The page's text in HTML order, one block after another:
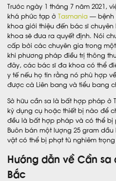
Trước ngày 1 tháng 7 năm 2021,
khá phức tạp ở Tasmania — bệnh
khoa giới thiệu đến bác sĩ
khoa sẽ đưa ra quyết định. Nói
cấp bởi các chuyên gia trong
khi phương pháp điều trị thông
đây, các bác sĩ đa khoa có thể
y tế nếu họ tin rằng nó phù hợp
được cả Liên bang và tiểu bang
Sở hữu cần sa là bất hợp pháp ở
kỳ dụng cụ hoặc thiết bị nào để
đều là bất hợp pháp và có thể bị
Buôn bán một lượng 25 gram
vật có thể bị phạt tù nghiêm trọng
Hướng dẫn về Cần sa
Bắc